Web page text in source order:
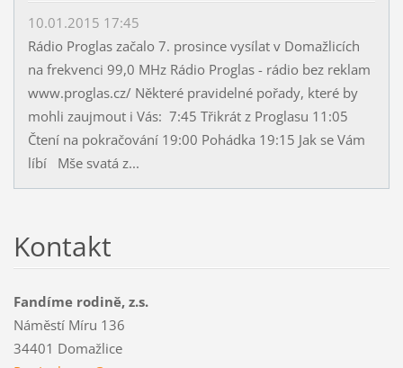
10.01.2015 17:45
Rádio Proglas začalo 7. prosince vysílat v Domažlicích
na frekvenci 99,0 MHz Rádio Proglas - rádio bez reklam
www.proglas.cz/ Některé pravidelné pořady, které by
mohli zaujmout i Vás: 7:45 Třikrát z Proglasu 11:05
Čtení na pokračování 19:00 Pohádka 19:15 Jak se Vám
líbí Mše svatá z...
Kontakt
Fandíme rodině, z.s.
Náměstí Míru 136
34401 Domažlice